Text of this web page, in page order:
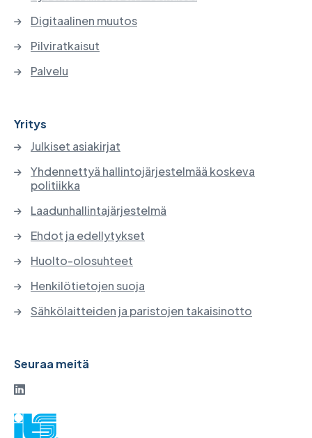
Digitaalinen muutos
Pilviratkaisut
Palvelu
Yritys
Julkiset asiakirjat
Yhdennettyä hallintojärjestelmää koskeva
politiikka
Laadunhallintajärjestelmä
Ehdot ja edellytykset
Huolto-olosuhteet
Henkilötietojen suoja
Sähkölaitteiden ja paristojen takaisinotto
Seuraa meitä